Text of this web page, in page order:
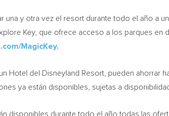
una y otra vez el resort durante todo el año a
Key, que ofrece acceso a los parques en
MagicKey.
Hotel del Disneyland Resort, pueden ahorrar
ya están disponibles, sujetas a
disponibles durante todo el año todas las